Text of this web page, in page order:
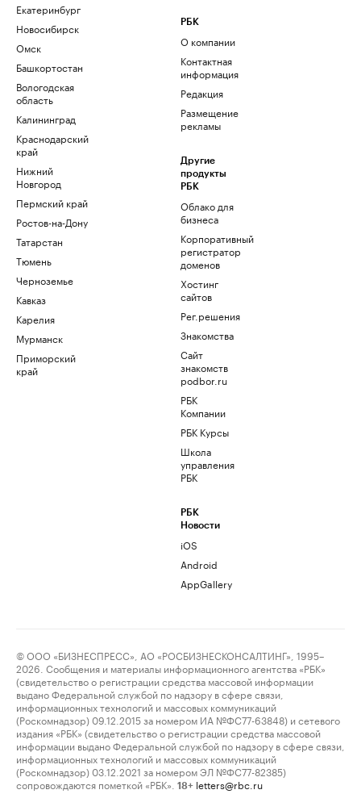
Екатеринбург
Новосибирск
Омск
Башкортостан
Вологодская
область
Калининград
Краснодарский
край
Нижний
Новгород
Пермский край
Ростов-на-Дону
Татарстан
Тюмень
Черноземье
Кавказ
Карелия
Мурманск
Приморский
край
РБК
О компании
Контактная
информация
Редакция
Размещение
рекламы
Другие
продукты
РБК
Облако для
бизнеса
Корпоративный
регистратор
доменов
Хостинг
сайтов
Рег.решения
Знакомства
Сайт
знакомств
podbor.ru
РБК
Компании
РБК Курсы
Школа
управления
РБК
РБК
Новости
iOS
Android
AppGallery
© ООО «БИЗНЕСПРЕСС», АО «РОСБИЗНЕСКОНСАЛТИНГ», 1995–
2026. Сообщения и материалы информационного агентства «РБК»
(свидетельство о регистрации средства массовой информации
выдано Федеральной службой по надзору в сфере связи,
информационных технологий и массовых коммуникаций
(Роскомнадзор) 09.12.2015 за номером ИА №ФС77-63848) и сетевого
издания «РБК» (свидетельство о регистрации средства массовой
информации выдано Федеральной службой по надзору в сфере связи,
информационных технологий и массовых коммуникаций
(Роскомнадзор) 03.12.2021 за номером ЭЛ №ФС77-82385)
сопровождаются пометкой «РБК».
18+ letters@rbc.ru